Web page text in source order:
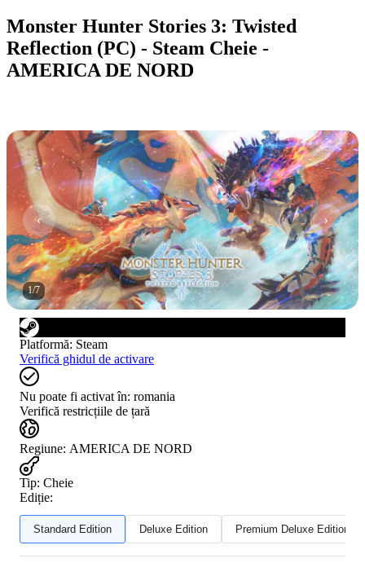
Monster Hunter Stories 3: Twisted
Reflection (PC) - Steam Cheie -
AMERICA DE NORD
1/7
Platformă: Steam
Verifică ghidul de activare
Nu poate fi activat în: romania
Verifică restricțiile de țară
Regiune: AMERICA DE NORD
Tip: Cheie
Ediție:
Standard Edition Deluxe Edition Premium Deluxe Edition